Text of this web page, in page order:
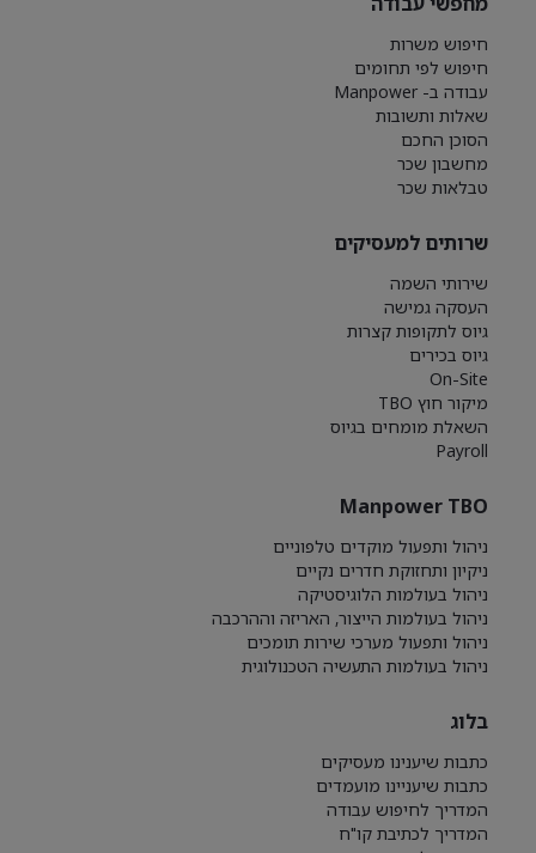
חיפוש משרות
חיפוש לפי תחומים
עבודה ב- Manpower
שאלות ותשובות
הסוכן החכם
מחשבון שכר
טבלאות שכר
שרותים למעסיקים
שירותי השמה
העסקה גמישה
גיוס לתקופות קצרות
גיוס בכירים
On-Site
מיקור חוץ TBO
השאלת מומחים בגיוס
Payroll
Manpower TBO
ניהול ותפעול מוקדים טלפוניים
ניקיון ותחזוקת חדרים נקיים
ניהול בעולמות הלוגיסטיקה
ניהול בעולמות הייצור, האריזה וההרכבה
ניהול ותפעול מערכי שירות תומכים
ניהול בעולמות התעשיה הטכנולוגית
בלוג
כתבות שיענינו מעסיקים
כתבות שיעניינו מועמדים
המדריך לחיפוש עבודה
המדריך לכתיבת קו"ח